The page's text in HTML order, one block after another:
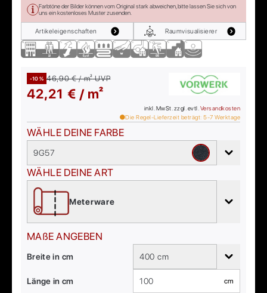
Farbtöne der Bilder können vom Original stark abweichen, bitte lassen Sie sich von
uns ein kostenloses Muster zusenden.
Artikeleigenschaften Raumvisualisierer
-10 % 46,90 € / m²UVP
42,21 € / m²
inkl. MwSt. zzgl. evtl. Versandkosten
Die Regel-Lieferzeit beträgt: 5-7 Werktage
WÄHLE DEINE FARBE
9G57
WÄHLE DEINE ART
Meterware
MAßE ANGEBEN
Breite in cm 400 cm
Länge in cm cm